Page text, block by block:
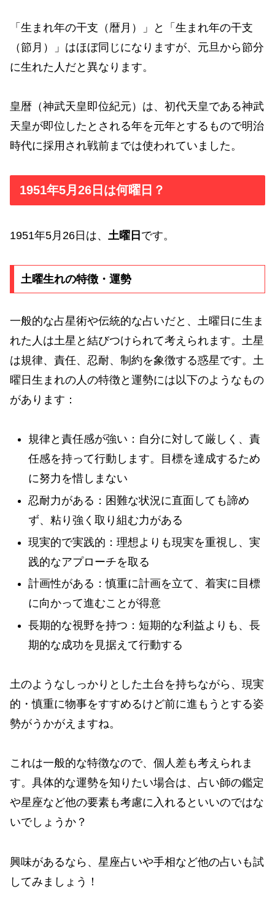
「生まれ年の干支（暦月）」と「生まれ年の干支
（節月）」はほぼ同じになりますが、元旦から節分
に生れた人だと異なります。
皇暦（神武天皇即位紀元）は、初代天皇である神武
天皇が即位したとされる年を元年とするもので明治
時代に採用され戦前までは使われていました。
1951年5月26日は何曜日？
1951年5月26日は、 土曜日 です。
土曜生れの特徴・運勢
一般的な占星術や伝統的な占いだと、土曜日に生ま
れた人は土星と結びつけられて考えられます。土星
は規律、責任、忍耐、制約を象徴する惑星です。土
曜日生まれの人の特徴と運勢には以下のようなもの
があります：
規律と責任感が強い：自分に対して厳しく、責
任感を持って行動します。目標を達成するため
に努力を惜しまない
忍耐力がある：困難な状況に直面しても諦め
ず、粘り強く取り組む力がある
現実的で実践的：理想よりも現実を重視し、実
践的なアプローチを取る
計画性がある：慎重に計画を立て、着実に目標
に向かって進むことが得意
長期的な視野を持つ：短期的な利益よりも、長
期的な成功を見据えて行動する
土のようなしっかりとした土台を持ちながら、現実
的・慎重に物事をすすめるけど前に進もうとする姿
勢がうかがえますね。
これは一般的な特徴なので、個人差も考えられま
す。具体的な運勢を知りたい場合は、占い師の鑑定
や星座など他の要素も考慮に入れるといいのではな
いでしょうか？
興味があるなら、星座占いや手相など他の占いも試
してみましょう！